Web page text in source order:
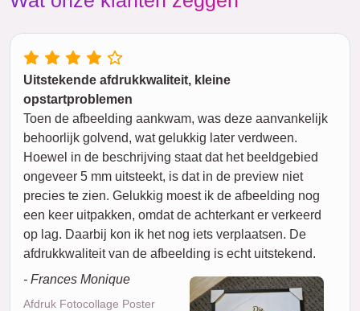
Uitstekende afdrukkwaliteit, kleine
opstartproblemen
Toen de afbeelding aankwam, was deze aanvankelijk
behoorlijk golvend, wat gelukkig later verdween.
Hoewel in de beschrijving staat dat het beeldgebied
ongeveer 5 mm uitsteekt, is dat in de preview niet
precies te zien. Gelukkig moest ik de afbeelding nog
een keer uitpakken, omdat de achterkant er verkeerd
op lag. Daarbij kon ik het nog iets verplaatsen. De
afdrukkwaliteit van de afbeelding is echt uitstekend.
- Frances Monique
Afdruk Fotocollage Poster